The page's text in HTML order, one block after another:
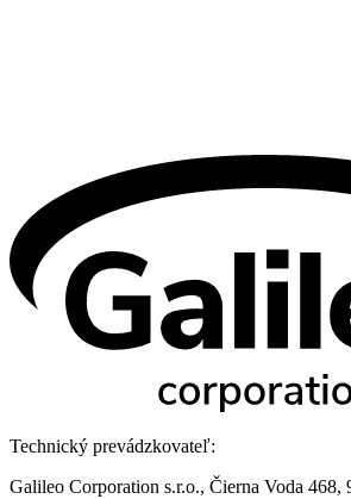
Technický prevádzkovateľ:
Galileo Corporation s.r.o., Čierna Voda 468,